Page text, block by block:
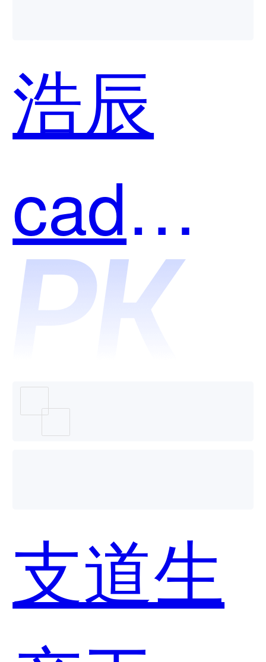
业版哪
个好
用？
浩辰
cad企
业版和
椭圆方
程哪个
好用？
支道生